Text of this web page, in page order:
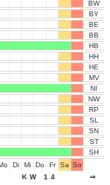
Di Mi Do Fr Sa So
KW 14
BW
BY
BE
BB
HB
HH
HE
MV
NI
NW
RP
SL
SN
ST
SH
⇒